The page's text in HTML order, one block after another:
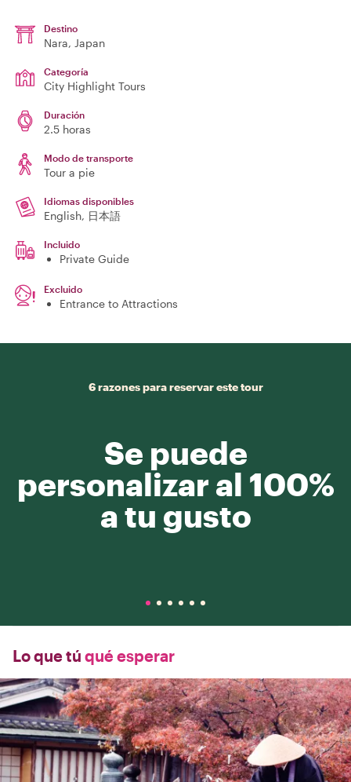
Destino
Nara, Japan
Categoría
City Highlight Tours
Duración
2.5 horas
Modo de transporte
Tour a pie
Idiomas disponibles
English, 日本語
Incluido
Private Guide
Excluido
Entrance to Attractions
6 razones para reservar este tour
Se puede
personalizar al 100%
a tu gusto
Lo que tú qué esperar